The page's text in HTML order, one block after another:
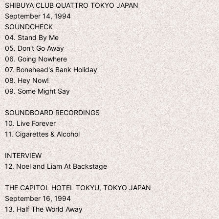
SHIBUYA CLUB QUATTRO TOKYO JAPAN
September 14, 1994
SOUNDCHECK
04. Stand By Me
05. Don't Go Away
06. Going Nowhere
07. Bonehead's Bank Holiday
08. Hey Now!
09. Some Might Say
SOUNDBOARD RECORDINGS
10. Live Forever
11. Cigarettes & Alcohol
INTERVIEW
12. Noel and Liam At Backstage
THE CAPITOL HOTEL TOKYU, TOKYO JAPAN
September 16, 1994
13. Half The World Away